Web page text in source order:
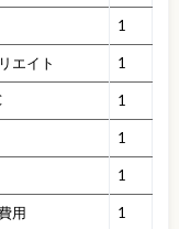
1
エイト 1
1
1
1
用 1